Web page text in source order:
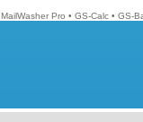
MailWasher Pro • GS-Calc • GS-